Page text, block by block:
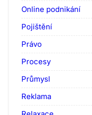
Online podnikání
Pojištění
Právo
Procesy
Průmysl
Reklama